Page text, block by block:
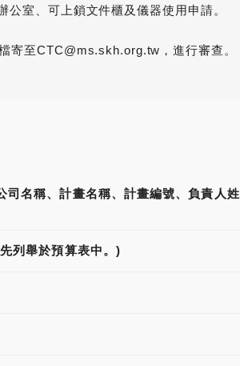
公室、可上鎖文件櫃及儀器使用申請。
寄至CTC@ms.skh.org.tw，進行審查。
名稱、計畫名稱、計畫編號、負責人姓
列舉於預算表中。)